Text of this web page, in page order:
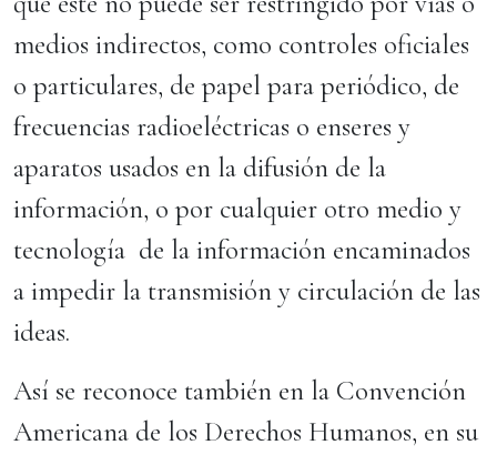
medios indirectos, como controles oficiales
o particulares, de papel para periódico, de
frecuencias radioeléctricas o enseres y
aparatos usados en la difusión de la
información, o por cualquier otro medio y
tecnología de la información encaminados
a impedir la transmisión y circulación de las
ideas.
Así se reconoce también en la Convención
Americana de los Derechos Humanos, en su